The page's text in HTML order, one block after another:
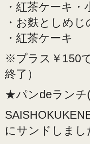
・紅茶ケーキ
・お麩としめじ
・紅茶ケーキ
※プラス￥150
終了）
★パンdeランチ
にサンドしま